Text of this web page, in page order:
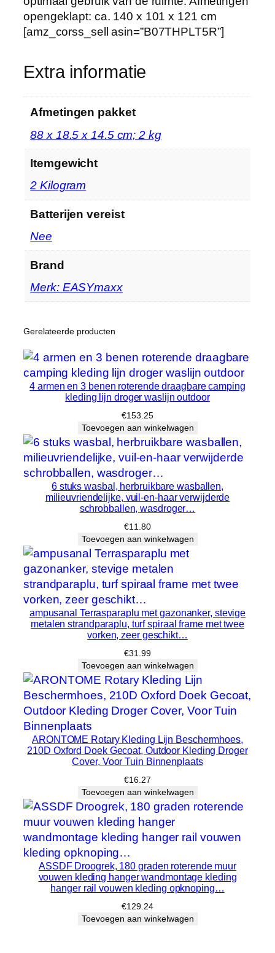
e
n
e
b
i
n
e
e
d
i
g
e
c
h
t
a
d
e
n
o
o
g
t
e
…
v
e
e
l
opengeklapt: ca. 140 x 101 x 121 cm
[amz_corss_sell asin=”B07THPLT5R”]
Extra informatie
Afmetingen pakket
‎88 x 18.5 x 14.5 cm; 2 kg
Itemgewicht
‎2 Kilogram
Batterijen vereist
‎Nee
Brand
Merk: EASYmaxx
Gerelateerde producten
4 armen en 3 benen roterende draagbare camping
kleding lijn droger waslijn outdoor
€153.25
Toevoegen aan winkelwagen
6 stuks wasbal, herbruikbare wasballen,
milieuvriendelijke, vuil-en-haar verwijderde
schrobballen, wasdroger…
€11.80
Toevoegen aan winkelwagen
ampusanal Terrasparaplu met gazonanker, stevige
metalen strandparaplu, turf spiraal frame met twee
vorken, zeer geschikt…
€31.99
Toevoegen aan winkelwagen
ARONTOME Rotary Kleding Lijn Beschermhoes,
210D Oxford Doek Gecoat, Outdoor Kleding Droger
Cover, Voor Tuin Binnenplaats
€16.27
Toevoegen aan winkelwagen
ASSDF Droogrek, 180 graden roterende muur
vouwen kleding hanger wandmontage kleding
hanger rail vouwen kleding opknoping…
€129.24
Toevoegen aan winkelwagen